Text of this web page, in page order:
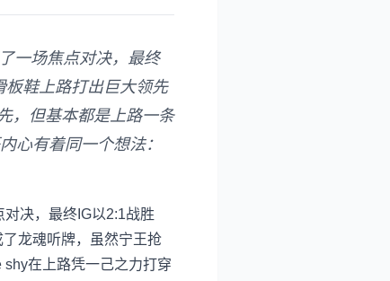
一场焦点对决，最终
鞋上路打出巨大领先
，但基本都是上路一条
心有着同一个想法：
决，最终IG以2:1战胜
龙魂听牌，虽然宁王抢
shy在上路凭一己之力打穿